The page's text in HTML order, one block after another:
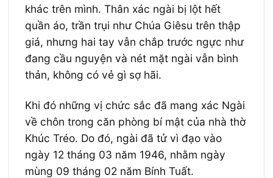
khác trên mình. Thân xác ngài bị lột hết
quần áo, trần trụi như Chúa Giêsu trên thập
giá, nhưng hai tay vẫn chắp trước ngực như
đang cầu nguyện và nét mặt ngài vẫn bình
thản, không có vẻ gì sợ hãi.
Khi đó những vị chức sắc đã mang xác Ngài
về chôn trong căn phòng bí mật của nhà thờ
Khúc Tréo. Do đó, ngài đã tử vì đạo vào
ngày 12 tháng 03 năm 1946, nhằm ngày
mùng 09 tháng 02 năm Bính Tuất.